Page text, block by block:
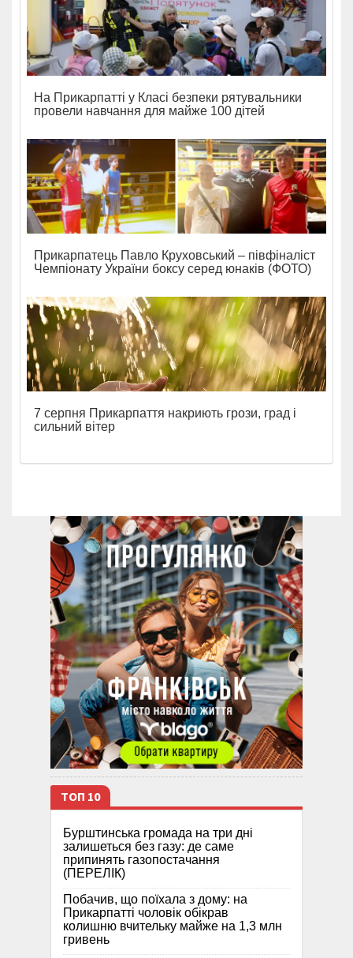
На Прикарпатті у Класі безпеки рятувальники
провели навчання для майже 100 дітей
Прикарпатець Павло Круховський – півфіналіст
Чемпіонату України боксу серед юнаків (ФОТО)
7 серпня Прикарпаття накриють грози, град і
сильний вітер
ТОП 10
Бурштинська громада на три дні
залишеться без газу: де саме
припинять газопостачання
(ПЕРЕЛІК)
Побачив, що поїхала з дому: на
Прикарпатті чоловік обікрав
колишню вчительку майже на 1,3 млн
гривень